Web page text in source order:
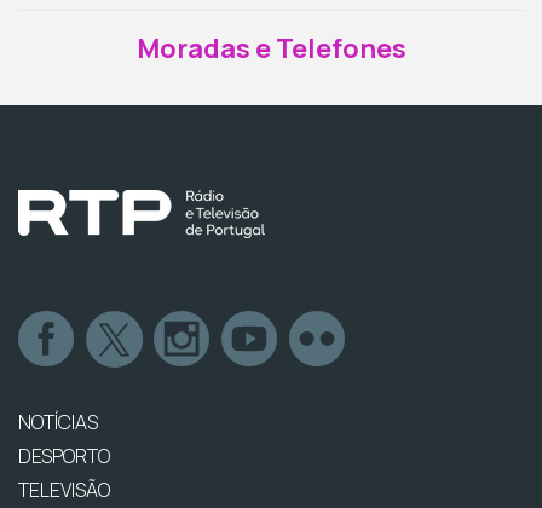
Moradas e Telefones
NOTÍCIAS
DESPORTO
TELEVISÃO